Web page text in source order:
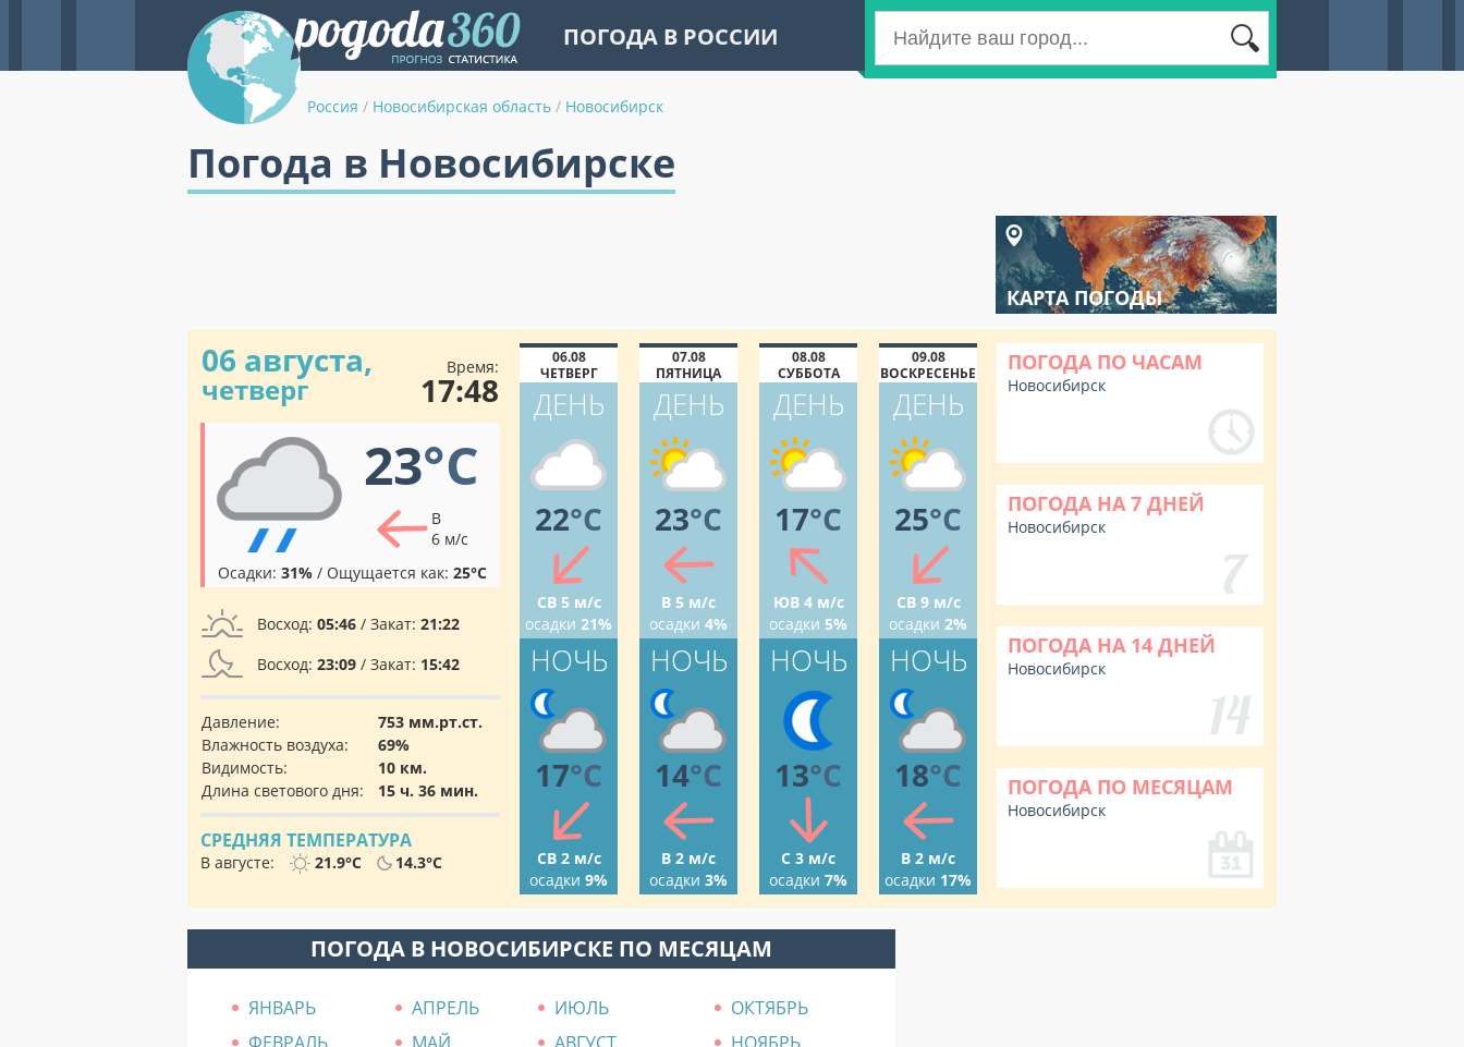
ПОГОДА В РОССИИ
Россия / Новосибирская область / Новосибирск
Погода в Новосибирске
КАРТА ПОГОДЫ
06 августа,
четверг
Время:
17:48
23°C
В
6 м/с
Осадки: 31% / Ощущается как: 25°C
Восход: 05:46 / Закат: 21:22
Восход: 23:09 / Закат: 15:42
Давление:
753 мм.рт.ст.
Влажность воздуха:
69%
Видимость:
10 км.
Длина светового дня:
15 ч. 36 мин.
СРЕДНЯЯ ТЕМПЕРАТУРА
В августе: 21.9°C 14.3°C
06.08
ЧЕТВЕРГ
ДЕНЬ
22°C
СВ 5 м/с
осадки 21%
НОЧЬ
17°C
СВ 2 м/с
осадки 9%
07.08
ПЯТНИЦА
ДЕНЬ
23°C
В 5 м/с
осадки 4%
НОЧЬ
14°C
В 2 м/с
осадки 3%
08.08
СУББОТА
ДЕНЬ
17°C
ЮВ 4 м/с
осадки 5%
НОЧЬ
13°C
С 3 м/с
осадки 7%
09.08
ВОСКРЕСЕНЬЕ
ДЕНЬ
25°C
СВ 9 м/с
осадки 2%
НОЧЬ
18°C
В 2 м/с
осадки 17%
ПОГОДА ПО ЧАСАМ
Новосибирск
ПОГОДА НА 7 ДНЕЙ
Новосибирск
ПОГОДА НА 14 ДНЕЙ
Новосибирск
ПОГОДА ПО МЕСЯЦАМ
Новосибирск
ПОГОДА В НОВОСИБИРСКЕ ПО МЕСЯЦАМ
ЯНВАРЬ АПРЕЛЬ ИЮЛЬ
ОКТЯБРЬ